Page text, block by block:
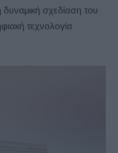
δυναμική σχεδίαση του
τεχνολογία